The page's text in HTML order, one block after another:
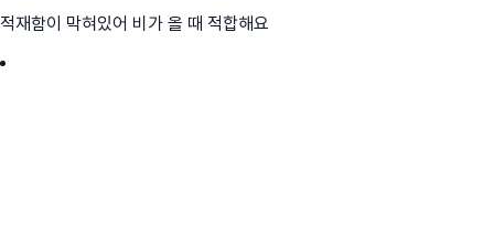
적재함이 막혀있어 비가 올 때 적합해요